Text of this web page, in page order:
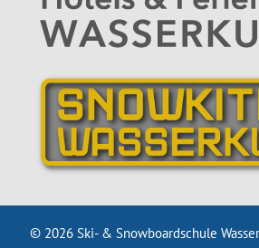
© 2026 Ski- & Snowboardschule